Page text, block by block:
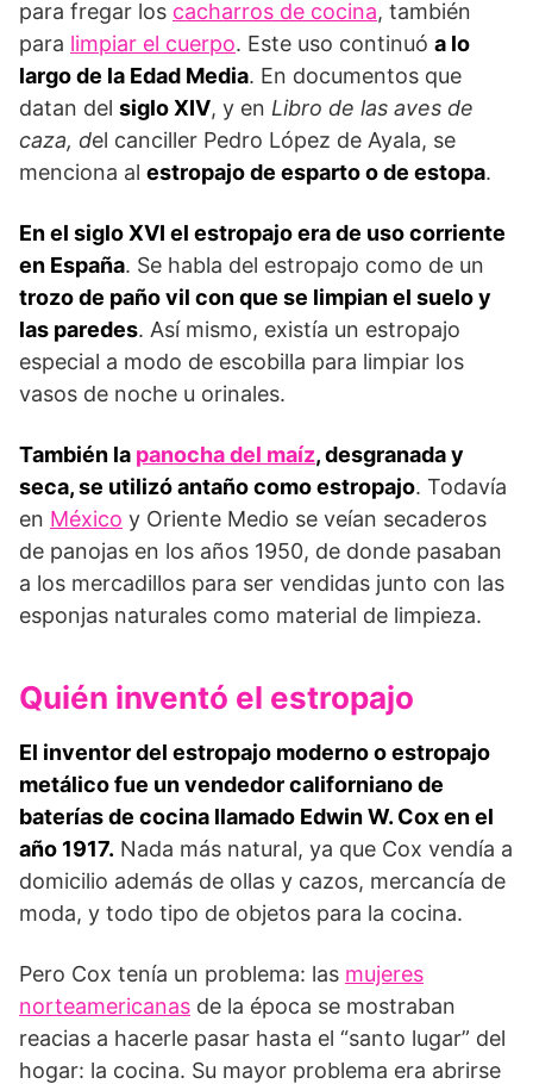
para fregar los cacharros de cocina, también
para limpiar el cuerpo. Este uso continuó a lo
largo de la Edad Media. En documentos que
datan del siglo XIV, y en Libro de las aves de
caza, del canciller Pedro López de Ayala, se
menciona al estropajo de esparto o de estopa.
En el siglo XVI el estropajo era de uso corriente
en España. Se habla del estropajo como de un
trozo de paño vil con que se limpian el suelo y
las paredes. Así mismo, existía un estropajo
especial a modo de escobilla para limpiar los
vasos de noche u orinales.
También la panocha del maíz, desgranada y
seca, se utilizó antaño como estropajo. Todavía
en México y Oriente Medio se veían secaderos
de panojas en los años 1950, de donde pasaban
a los mercadillos para ser vendidas junto con las
esponjas naturales como material de limpieza.
Quién inventó el estropajo
El inventor del estropajo moderno o estropajo
metálico fue un vendedor californiano de
baterías de cocina llamado Edwin W. Cox en el
año 1917. Nada más natural, ya que Cox vendía a
domicilio además de ollas y cazos, mercancía de
moda, y todo tipo de objetos para la cocina.
Pero Cox tenía un problema: las mujeres
norteamericanas de la época se mostraban
reacias a hacerle pasar hasta el “santo lugar” del
hogar: la cocina. Su mayor problema era abrirse